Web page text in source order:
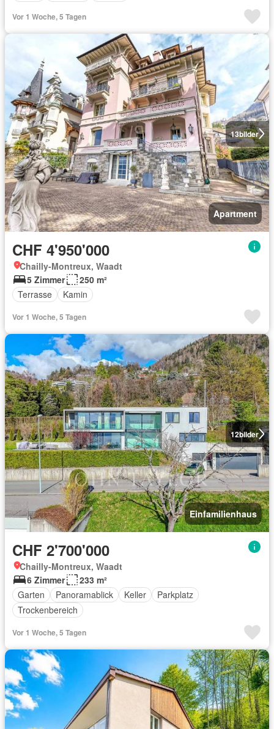
Vor 1 Woche, 5 Tagen
13bilder
Apartment
CHF 4'950'000
Chailly-Montreux, Waadt
5 Zimmer
250 m²
Terrasse
Kamin
Vor 1 Woche, 5 Tagen
12bilder
Einfamilienhaus
CHF 2'700'000
Chailly-Montreux, Waadt
6 Zimmer
233 m²
Garten
Panoramablick Keller
Parkplatz
Trockenbereich
Vor 1 Woche, 5 Tagen